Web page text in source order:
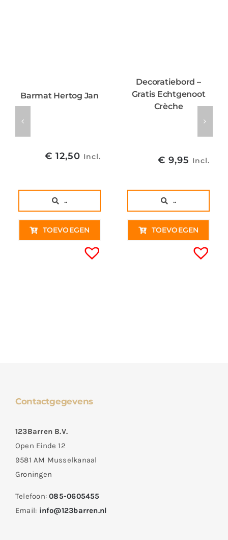
Barmat Hertog Jan
€ 12,50 Incl.
..
TOEVOEGEN
Decoratiebord –
Gratis Echtgenoot
Crèche
€ 9,95 Incl.
..
TOEVOEGEN
Contactgegevens
123Barren B.V.
Open Einde 12
9581 AM Musselkanaal
Groningen
Telefoon:085-0605455
Email: info@123barren.nl